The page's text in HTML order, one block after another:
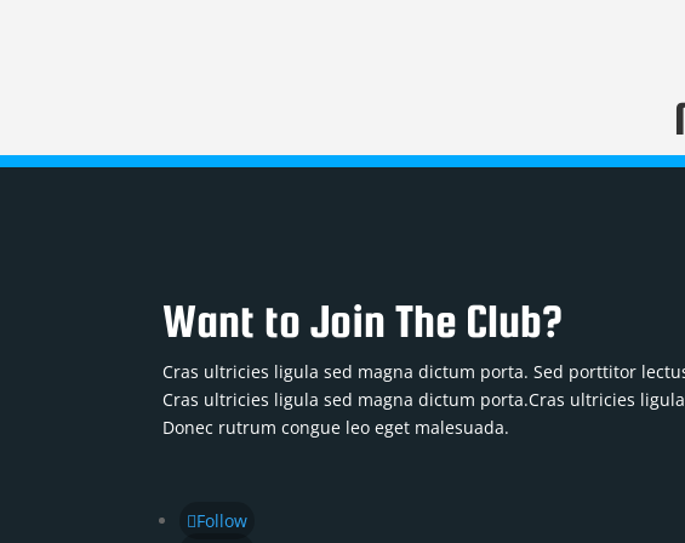
Want to Join The Club?
Cras ultricies ligula sed magna dictum porta. Sed porttitor
Cras ultricies ligula sed magna dictum porta.Cras ultricies
Donec rutrum congue leo eget malesuada.
Follow